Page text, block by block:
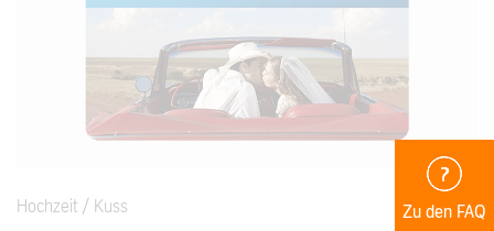
Hochzeit / Kuss Zu den FAQ